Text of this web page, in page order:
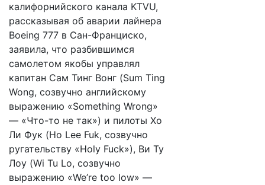
калифорнийского канала KTVU,
рассказывая об аварии лайнера
Boeing 777 в Сан-Франциско,
заявила, что разбившимся
самолетом якобы управлял
капитан Сам Тинг Вонг (Sum Ting
Wong, созвучно английскому
выражению «Something Wrong»
— «Что-то не так») и пилоты Хо
Ли Фук (Ho Lee Fuk, созвучно
ругательству «Holy Fuck»), Ви Ту
Лоу (Wi Tu Lo, созвучно
выражению «We’re too low» —